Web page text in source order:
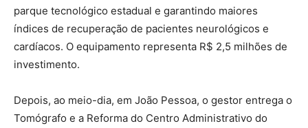
parque tecnológico estadual e garantindo maiores
índices de recuperação de pacientes neurológicos e
cardíacos. O equipamento representa R$ 2,5 milhões de
investimento.
Depois, ao meio-dia, em João Pessoa, o gestor entrega o
Tomógrafo e a Reforma do Centro Administrativo do